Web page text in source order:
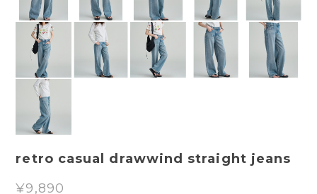
retro casual drawwind straight jeans
¥9,890